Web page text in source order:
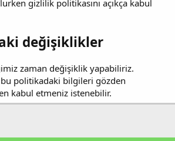
gizlilik politikasını açıkça kabul
değişiklikler
zaman değişiklik yapabiliriz.
politikadaki bilgileri gözden
kabul etmeniz istenebilir.